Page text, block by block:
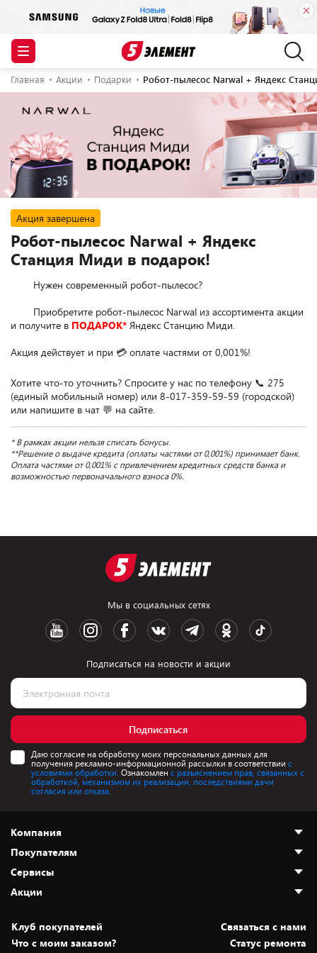
Главная Акции Подарки Робот-пылесос Narwal + Яндекс
Акция завершена
Робот-пылесос Narwal + Яндекс
Станция Миди в подарок!
и получите в ПОДАРОК* Яндекс Станцию Миди.
Акция действует и при 💳 оплате частями от 0,001%!
Хотите что-то уточнить? Спросите у нас по телефону 📞 275
(единый мобильный номер) или 8-017-359-59-59 (городской)
* В рамках акции нельзя списать бонусы.
**Решение о выдаче кредита (оплаты частями от 0,001%) принимает банк.
Оплата частями от 0,001% с привлечением кредитных средств банка и
возможностью первоначального взноса 0%.
Мы в социальных сетях
Подписаться на новости и акции
Подписаться
Даю согласие на обработку моих персональных данных для
получения рекламно-информационной рассылки в соответствии с
условиями обработки. Ознакомлен с разъяснением прав, связанных с
обработкой, механизмом их реализации, последствиями дачи
согласия или отказа.
Компания
О нас
Адреса магазинов
Новости
Статьи и обзоры
Вакансии
Покупателям
Как сделать заказ
Оплата и доставка
Безналичный расчёт
Обмен и возврат товара
Сервисы
Установка техники
Для игровых консолей
Акции
Скидки и промокоды
Белорусские товары
Клуб покупателей
Cвязаться с нами
Что с моим заказом?
Статус ремонта